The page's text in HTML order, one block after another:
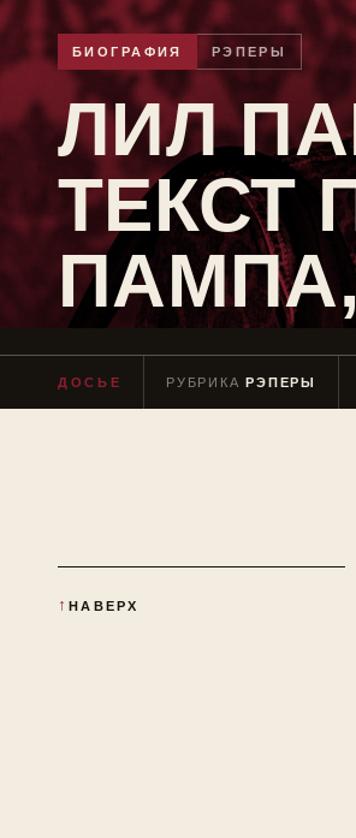
БИОГРАФИЯ РЭПЕРЫ
ЛИЛ
ТЕКСТ
ДОСЬЕ РУБРИКАРЭПЕРЫ
НАВЕРХ